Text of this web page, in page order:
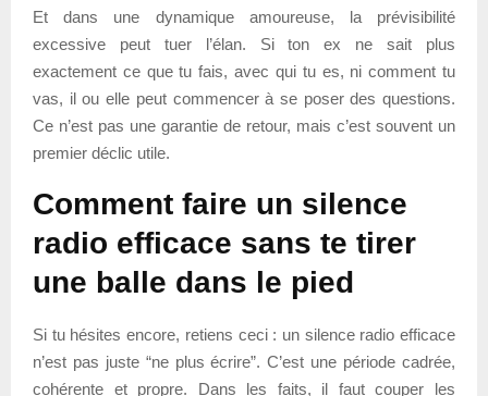
Et dans une dynamique amoureuse, la prévisibilité
excessive peut tuer l’élan. Si ton ex ne sait plus
exactement ce que tu fais, avec qui tu es, ni comment tu
vas, il ou elle peut commencer à se poser des questions.
Ce n’est pas une garantie de retour, mais c’est souvent un
premier déclic utile.
Comment faire un silence
radio efficace sans te tirer
une balle dans le pied
Si tu hésites encore, retiens ceci : un silence radio efficace
n’est pas juste “ne plus écrire”. C’est une période cadrée,
cohérente et propre. Dans les faits, il faut couper les